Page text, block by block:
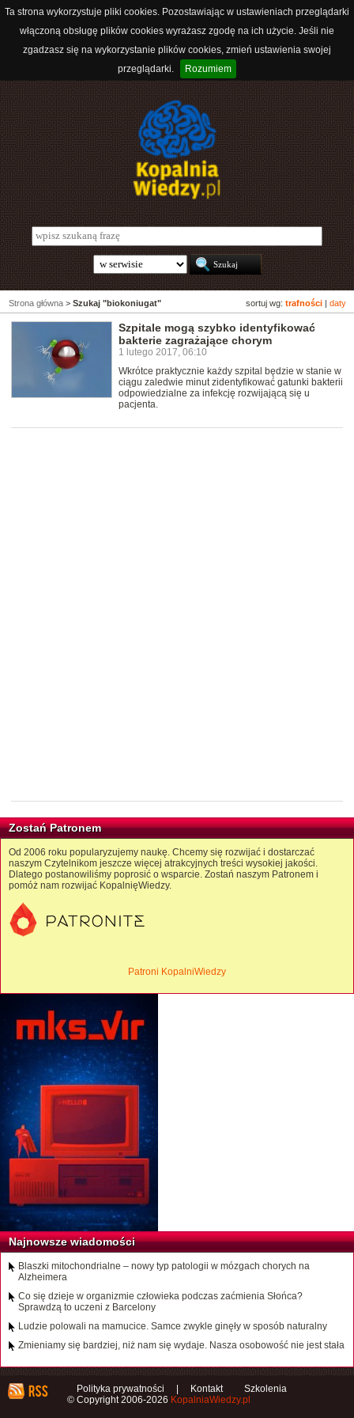
Ta strona wykorzystuje pliki cookies. Pozostawiając w ustawieniach przeglądarki
włączoną obsługę plików cookies wyrażasz zgodę na ich użycie. Jeśli nie
zgadzasz się na wykorzystanie plików cookies, zmień ustawienia swojej
przeglądarki.
Rozumiem
sortuj wg: trafności daty
Strona główna > Szukaj "biokoniugat"
Szpitale mogą szybko identyfikować
bakterie zagrażające chorym
1 lutego 2017, 06:10
Wkrótce praktycznie każdy szpital będzie w stanie w
ciągu zaledwie minut zidentyfikować gatunki bakterii
odpowiedzialne za infekcję rozwijającą się u
pacjenta.
Zostań Patronem
Od 2006 roku popularyzujemy naukę. Chcemy się rozwijać i dostarczać
naszym Czytelnikom jeszcze więcej atrakcyjnych treści wysokiej jakości.
Dlatego postanowiliśmy poprosić o wsparcie. Zostań naszym Patronem i
pomóż nam rozwijać KopalnięWiedzy.
Patroni KopalniWiedzy
Najnowsze wiadomości
Blaszki mitochondrialne – nowy typ patologii w mózgach chorych na
Alzheimera
Co się dzieje w organizmie człowieka podczas zaćmienia Słońca?
Sprawdzą to uczeni z Barcelony
Ludzie polowali na mamucice. Samce zwykle ginęły w sposób naturalny
Zmieniamy się bardziej, niż nam się wydaje. Nasza osobowość nie jest stała
Polityka prywatności Kontakt
Szkolenia
© Copyright 2006-2026 KopalniaWiedzy.pl